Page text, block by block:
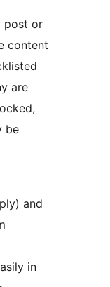
post or
content
are
be
and
in